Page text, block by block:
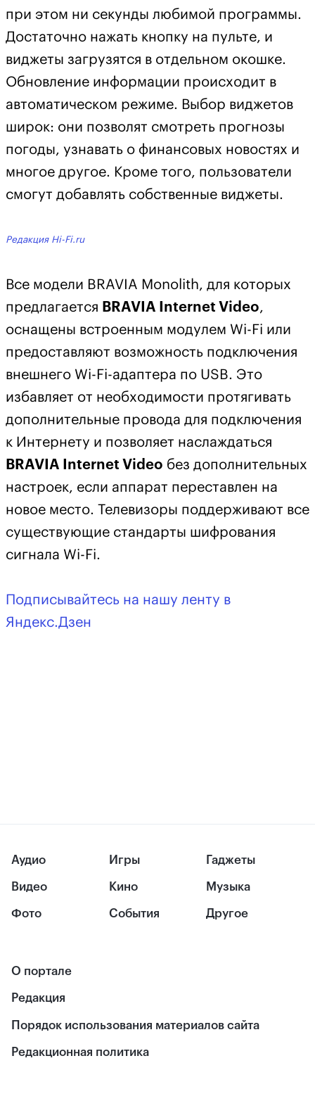
при этом ни секунды любимой программы.
Достаточно нажать кнопку на пульте, и
виджеты загрузятся в отдельном окошке.
Обновление информации происходит в
автоматическом режиме. Выбор виджетов
широк: они позволят смотреть прогнозы
погоды, узнавать о финансовых новостях и
многое другое. Кроме того, пользователи
смогут добавлять собственные виджеты.
Редакция Hi-Fi.ru
Все модели BRAVIA M onolith, для которых
предлагается BRAVIA Internet Video,
оснащены встроенным модулем Wi-Fi или
предоставляют возможность подключения
внешнего Wi-Fi-адаптера по USB. Это
избавляет от необходимости протягивать
дополнительные провода для подключения
к Интернету и позволяет наслаждаться
BRAVIA Internet Video без дополнительных
настроек, если аппарат переставлен на
новое место. Телевизоры поддерживают все
существующие стандарты шифрования
сигнала Wi-Fi.
Подписывайтесь на нашу ленту в
Яндекс.Дзен
Аудио
Видео
Фото
Игры
Кино
События
Гаджеты
Музыка
Другое
О портале
Редакция
Порядок использования материалов сайта
Редакционная политика